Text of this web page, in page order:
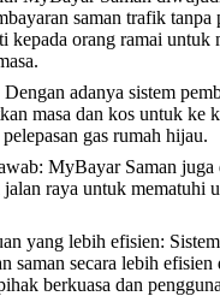
saman trafik
kepada orang ramai untuk
adanya sistem
masa dan kos untuk ke
gas rumah hijau.
MyBayar Saman
raya untuk mematuhi
yang lebih efisien:
saman secara lebih
berkuasa dan